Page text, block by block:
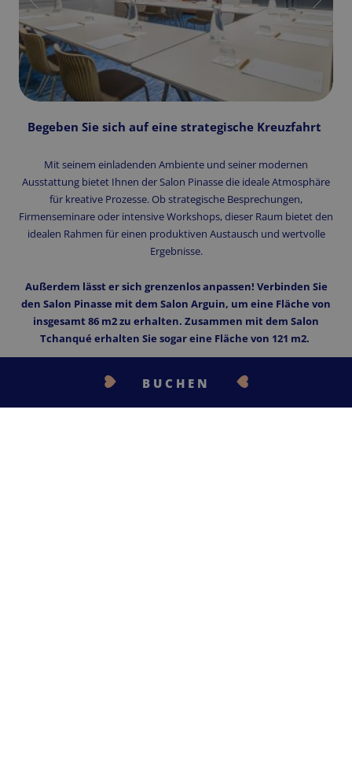
BUCHEN
Begeben Sie sich auf eine strategische Kreuzfahrt
Mit seinem einladenden Ambiente und seiner modernen
Ausstattung bietet Ihnen der Salon Pinasse die ideale Atmosphäre
für kreative Prozesse. Ob strategische Besprechungen,
Firmenseminare oder intensive Workshops, dieser Raum bietet den
idealen Rahmen für einen produktiven Austausch und wertvolle
Ergebnisse.
Außerdem lässt er sich grenzenlos anpassen! Verbinden Sie
den Salon Pinasse mit dem Salon Arguin, um eine Fläche von
insgesamt 86 m2 zu erhalten. Zusammen mit dem Salon
Tchanqué erhalten Sie sogar eine Fläche von 121 m2.